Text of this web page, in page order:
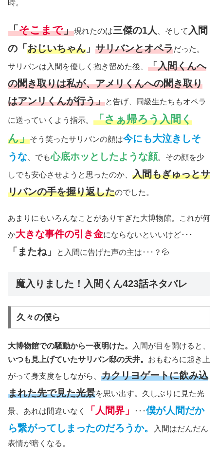
時。
「そこまで」現れたのは三傑の1人 、そして 入間
の「 おじいちゃん 」 サリバンとオペラだった。
サリバンは入間を優しく抱き留めた後、 「入間くんへ
の聞き取りは私が、アメリくんへの聞き取り
はアンリくんが行う」と告げ、同級生たちもオペラ
に送っていくよう指示。 「さぁ帰ろう入間く
ん」そう笑ったサリバンの顔は今にも大泣きしそ
うな 、でも心底ホッとしたような顔。その顔を少
しでも安心させようと思ったのか、 入間もぎゅっとサ
リバンの手を握り返したのでした。
あまりにもいろんなことがありすぎた大博物館。これが何
か大きな事件の引き金にならないといいけど･･･
「またね」 と入間に告げた声の主は･･･？💦
魔入りました！入間くん423話ネタバレ
久々の僕ら
大博物館での騒動から一夜明けた。
入間が目を開けると、
いつも見上げていたサリバン邸の天井。 おもむろに起き上
がって身支度をしながら、 カクリヨゲートに飲み込
まれた先で見た光景を思い出す。久しぶりに見た光
景、あれは間違いなく 「人間界」 ･･･僕が人間だか
ら繋がってしまったのだろうか。
入間はだんだん
表情が暗くなる。